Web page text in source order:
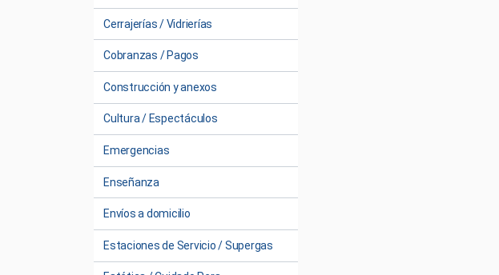
Cerrajerías / Vidrierías
Cobranzas / Pagos
Construcción y anexos
Cultura / Espectáculos
Emergencias
Enseñanza
Envíos a domicilio
Estaciones de Servicio / Supergas